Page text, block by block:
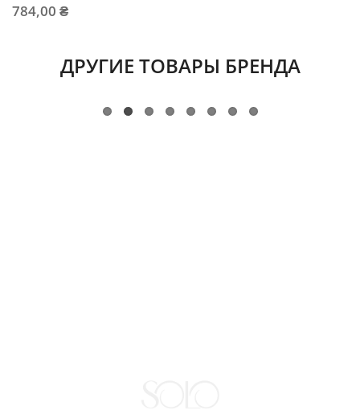
784,00 ₴
ДРУГИЕ ТОВАРЫ БРЕНДА